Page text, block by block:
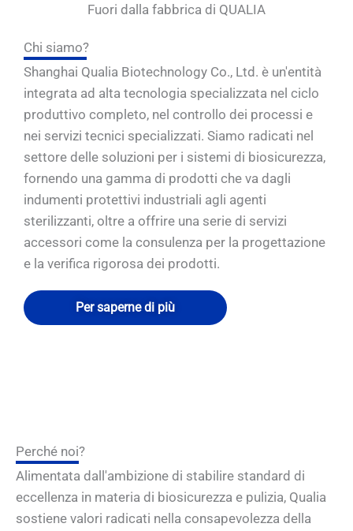
Fuori dalla fabbrica di QUALIA
Chi siamo?
Shanghai Qualia Biotechnology Co., Ltd. è un'entità
integrata ad alta tecnologia specializzata nel ciclo
produttivo completo, nel controllo dei processi e
nei servizi tecnici specializzati. Siamo radicati nel
settore delle soluzioni per i sistemi di biosicurezza,
fornendo una gamma di prodotti che va dagli
indumenti protettivi industriali agli agenti
sterilizzanti, oltre a offrire una serie di servizi
accessori come la consulenza per la progettazione
e la verifica rigorosa dei prodotti.
Per saperne di più
Perché noi?
Alimentata dall'ambizione di stabilire standard di
eccellenza in materia di biosicurezza e pulizia, Qualia
sostiene valori radicati nella consapevolezza della